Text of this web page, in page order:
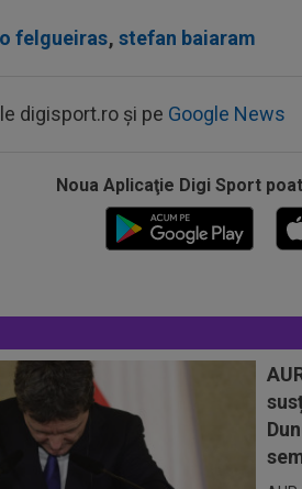
felgueiras, stefan baiaram
digisport.ro și pe Google News
Noua Aplicaţie Digi Sport